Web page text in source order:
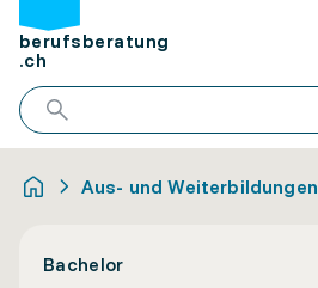
berufsberatung
.ch
Aus- und Weiterbildungen
Bachelor